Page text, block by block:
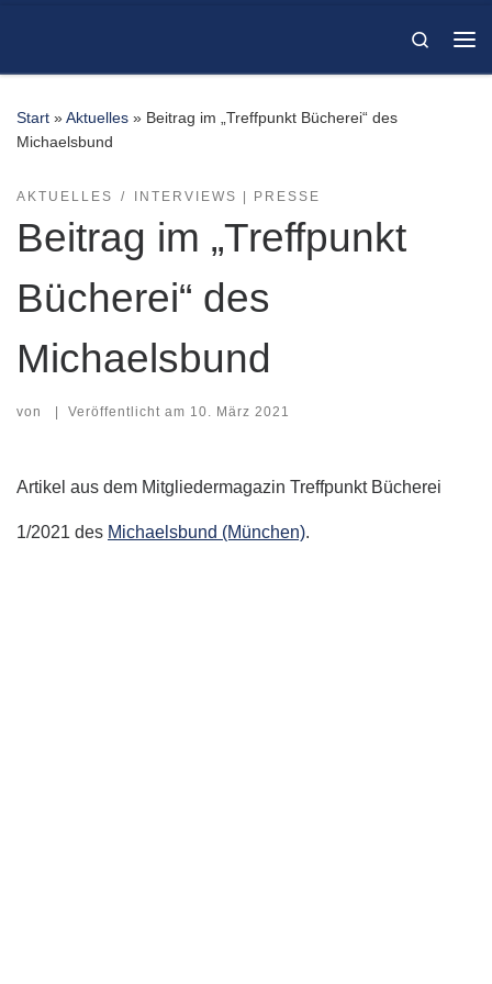
Search
Start »Aktuelles » Beitrag im „Treffpunkt Bücherei“ des
Michaelsbund
AKTUELLES INTERVIEWS | PRESSE
Beitrag im „Treffpunkt
Bücherei“ des
Michaelsbund
von | Veröffentlicht am 10. März 2021
Artikel aus dem Mitgliedermagazin Treffpunkt Bücherei
1/2021 des Michaelsbund (München).